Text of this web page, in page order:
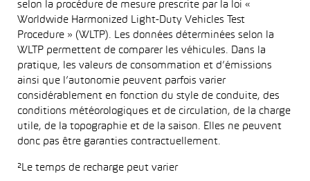
selon la procédure de mesure prescrite par la loi «
Worldwide Harmonized Light-Duty Vehicles Test
Procedure » (WLTP). Les données déterminées selon la
WLTP permettent de comparer les véhicules. Dans la
pratique, les valeurs de consommation et d’émissions
ainsi que l’autonomie peuvent parfois varier
considérablement en fonction du style de conduite, des
conditions météorologiques et de circulation, de la charge
utile, de la topographie et de la saison. Elles ne peuvent
donc pas être garanties contractuellement.
²Le temps de recharge peut varier